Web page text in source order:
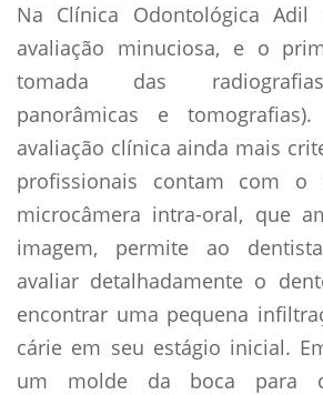
Na Clínica Odontológica Adil
avaliação minuciosa, e o
tomada das
panorâmicas e
avaliação clínica ainda mais
profissionais contam com
microcâmera intra-oral, que
imagem, permite ao
avaliar detalhadamente o
encontrar uma pequena
cárie em seu estágio inicial.
um molde da boca para